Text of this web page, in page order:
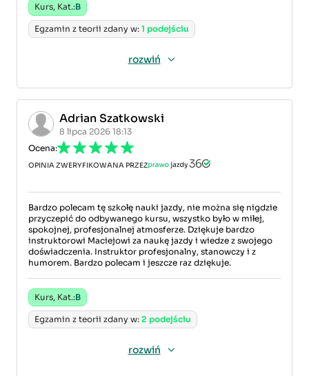
Kurs, Kat.:B
Egzamin z teorii zdany w: 1 podejściu
rozwiń
Adrian Szatkowski
8 lipca 2026 18:13
Ocena:
OPINIA ZWERYFIKOWANA PRZEZ
Bardzo polecam tę szkołę nauki jazdy, nie można się nigdzie
przyczepić do odbywanego kursu, wszystko było w miłej,
spokojnej, profesjonalnej atmosferze. Dziękuje bardzo
instruktorowi Maciejowi za naukę jazdy i wiedze z swojego
doświadczenia. Instruktor profesjonalny, stanowczy i z
humorem. Bardzo polecam i jeszcze raz dziękuje.
Kurs, Kat.:B
Egzamin z teorii zdany w: 2 podejściu
rozwiń